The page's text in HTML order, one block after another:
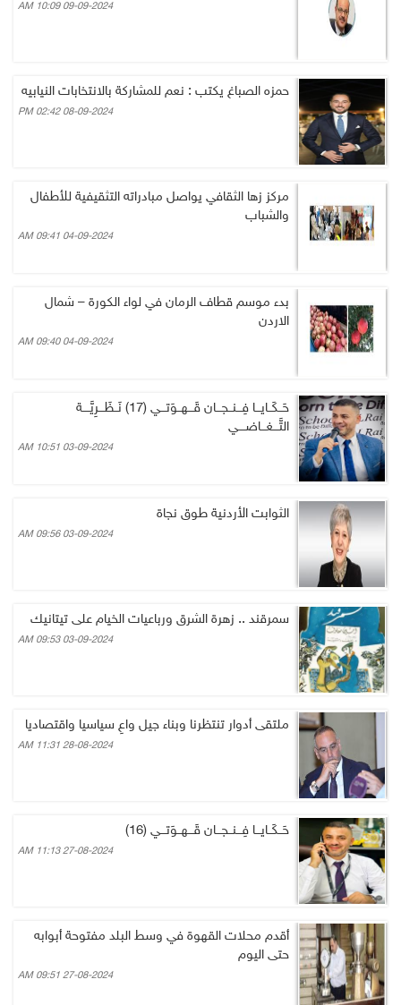
09-09-2024 10:09 AM
حمزه الصباغ يكتب : نعم للمشاركة بالانتخابات النيابيه
08-09-2024 02:42 PM
مركز زها الثقافي يواصل مبادراته التثقيفية للأطفال
والشباب
04-09-2024 09:41 AM
بدء موسم قطاف الرمان في لواء الكورة – شمال
الاردن
04-09-2024 09:40 AM
حَــكَــايـــا فِـــنــجـــان قَـــهــوَتـــي (17) نَــظَـــرِيَّــــة
التَّـــغـــاضــــي
03-09-2024 10:51 AM
الثوابت الأردنية طوق نجاة
03-09-2024 09:56 AM
سمرقند .. زهرة الشرق ورباعيات الخيام على تيتانيك
03-09-2024 09:53 AM
ملتقى أدوار تنتظرنا وبناء جيل واعِ سياسيا واقتصاديا
28-08-2024 11:31 AM
حَــكَــايـــا فِـــنــجـــان قَـــهــوَتـــي (16)
27-08-2024 11:13 AM
أقدم محلات القهوة في وسط البلد مفتوحة أبوابه
حتى اليوم
27-08-2024 09:51 AM